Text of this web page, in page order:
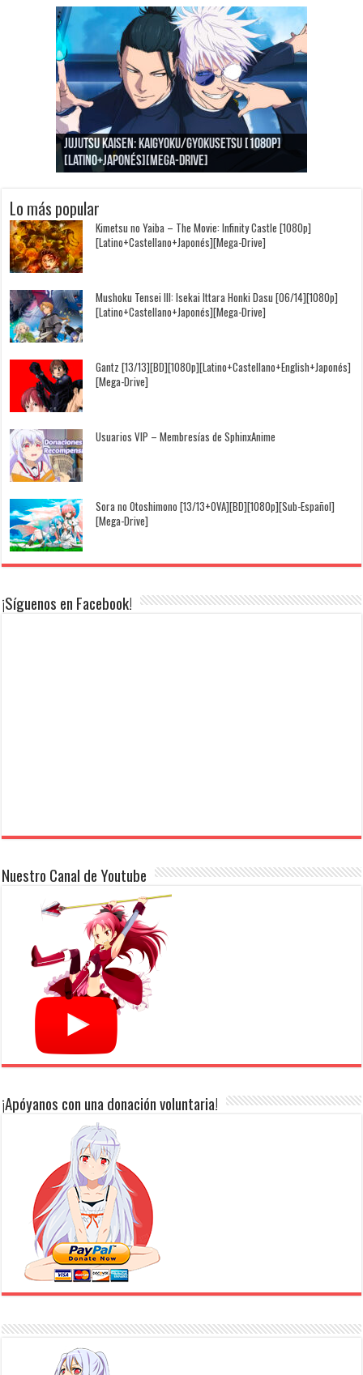
Goblin Slayer II [12/12][BD][1080p]
[Latino+Castellano+Japonés][Mega-Drive]
Jujutsu Kaisen: Kaigyoku/Gyokusetsu [1080p]
[Latino+Japonés][Mega-Drive]
Kimi to, Nami ni Noretara [BD][1080p]
[Latino+Castellano+Japonés][Mega-Drive]
Nukitashi the Animation [11/11+OVAS][BD]
[1080p][Sub-Español][Mega-Drive]
Kimi wa Houkago Insomnia [13/13][BD][1080p]
[Castellano+English+Japonés][Mega-Drive]
Getsuyoubi no Tawawa [12/12+Especiales][BD]
[1080p][Sub-Español][Mega-Drive]
Lo más popular
Kimetsu no Yaiba – The Movie: Infinity Castle [1080p]
[Latino+Castellano+Japonés][Mega-Drive]
Mushoku Tensei III: Isekai Ittara Honki Dasu [06/14][1080p]
[Latino+Castellano+Japonés][Mega-Drive]
Gantz [13/13][BD][1080p][Latino+Castellano+English+Japonés]
[Mega-Drive]
Usuarios VIP – Membresías de SphinxAnime
Sora no Otoshimono [13/13+OVA][BD][1080p][Sub-Español]
[Mega-Drive]
¡Síguenos en Facebook!
Nuestro Canal de Youtube
¡Apóyanos con una donación voluntaria!